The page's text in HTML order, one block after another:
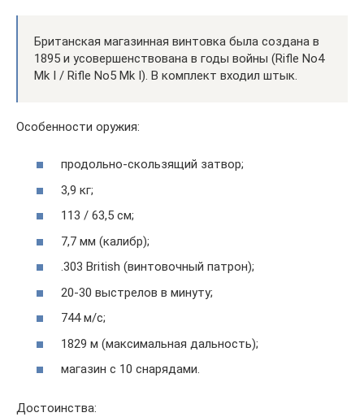
Британская магазинная винтовка была создана в
1895 и усовершенствована в годы войны (Rifle No4
Mk I / Rifle No5 Mk I). В комплект входил штык.
Особенности оружия:
продольно-скользящий затвор;
3,9 кг;
113 / 63,5 см;
7,7 мм (калибр);
.303 British (винтовочный патрон);
20-30 выстрелов в минуту;
744 м/с;
1829 м (максимальная дальность);
магазин с 10 снарядами.
Достоинства: